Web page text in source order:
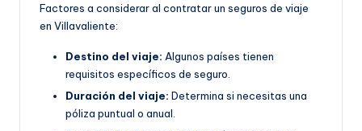
Factores a considerar al contratar un seguros de viaje
en Villavaliente:
Destino del viaje: Algunos países tienen
requisitos específicos de seguro.
Duración del viaje: Determina si necesitas una
póliza puntual o anual.